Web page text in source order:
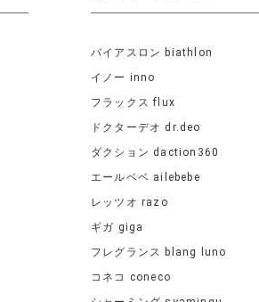
バイアスロン biathlon
イノー inno
フラックス flux
ドクターデオ dr.deo
ダクション daction360
エールベベ ailebebe
レッツオ razo
ギガ giga
フレグランス blang luno
コネコ coneco